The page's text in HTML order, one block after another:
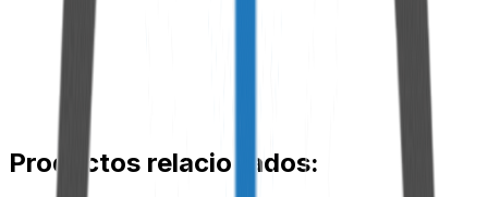
Hasta 2.400 cSt
Presión máxima con adaptador
Adapter Hasta 350 bar
Interfaz de análisis
Tablet con pantalla de 10", Visor LCD 4.3" o 7.0"
Portabilidad
Sistema robusto, portátil, ideal para campo y laboratorio
Productos relacionados: